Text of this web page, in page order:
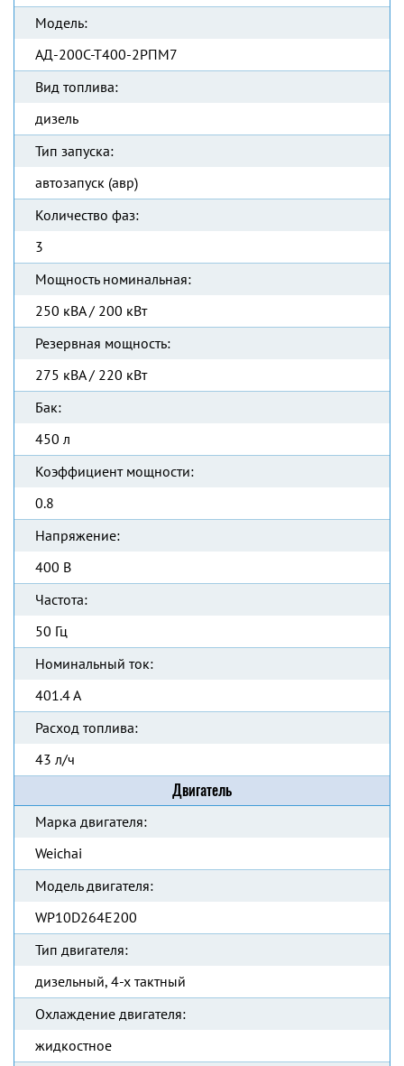
Модель:
АД-200С-Т400-2РПМ7
Вид топлива:
дизель
Тип запуска:
автозапуск (авр)
Количество фаз:
3
Мощность номинальная:
250 кВА / 200 кВт
Резервная мощность:
275 кВА / 220 кВт
Бак:
450 л
Коэффициент мощности:
0.8
Напряжение:
400 В
Частота:
50 Гц
Номинальный ток:
401.4 А
Расход топлива:
43 л/ч
Двигатель
Марка двигателя:
Weichai
Модель двигателя:
WP10D264E200
Тип двигателя:
дизельный, 4-х тактный
Охлаждение двигателя:
жидкостное